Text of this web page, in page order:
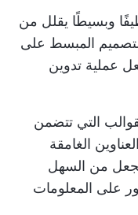
وبسيطًا يقلل من
المبسط على
عملية تدوين
التي تتضمن
الغامقة
يجعل من السهل
على المعلومات